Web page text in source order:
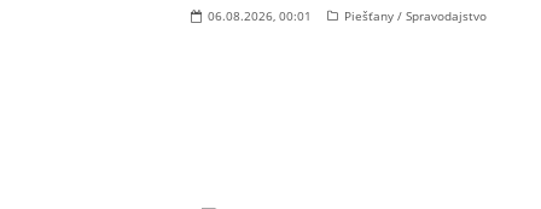
06.08.2026, 00:01 Piešťany / Spravodajstvo